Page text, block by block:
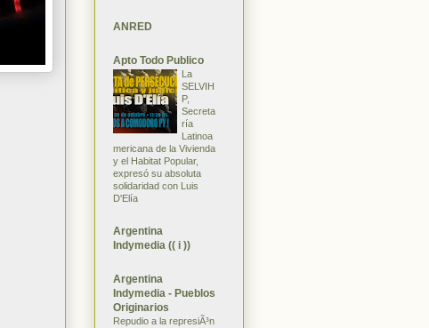
ANRED
Apto Todo Publico
La
SELVIH
P,
Secreta
ría
Latinoa
mericana de la Vivienda
y el Habitat Popular,
expresó su absoluta
solidaridad con Luis
D'Elía
Argentina
Indymedia (( i ))
Argentina
Indymedia - Pueblos
Originarios
Repudio a la represiÃ³n